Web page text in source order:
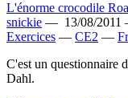
L'énorme crocodile
snickie — 13/08/
Exercices — CE2 —
C'est un questionnaire
Dahl.